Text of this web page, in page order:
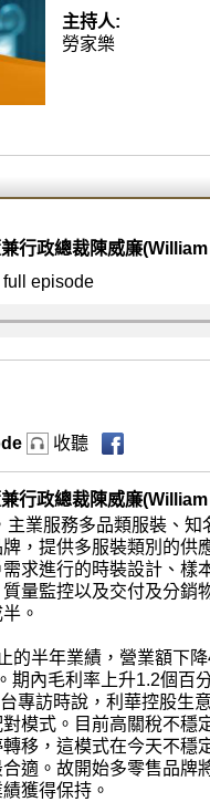
主持人:
勞家樂
行政總裁陳威廉
full episode
收聽
行政總裁陳威廉
業服務多品類服裝、
，提供多服裝類別的供
求進行的時裝設計、樣
量監控以及交付及分銷
。
的半年業績，營業額下
期內毛利率上升1.2個百
專訪時說，利華控股生
模式。目前高關稅不穩
移，這模式在今天不穩
適。故開始多零售品牌
獲得保持。